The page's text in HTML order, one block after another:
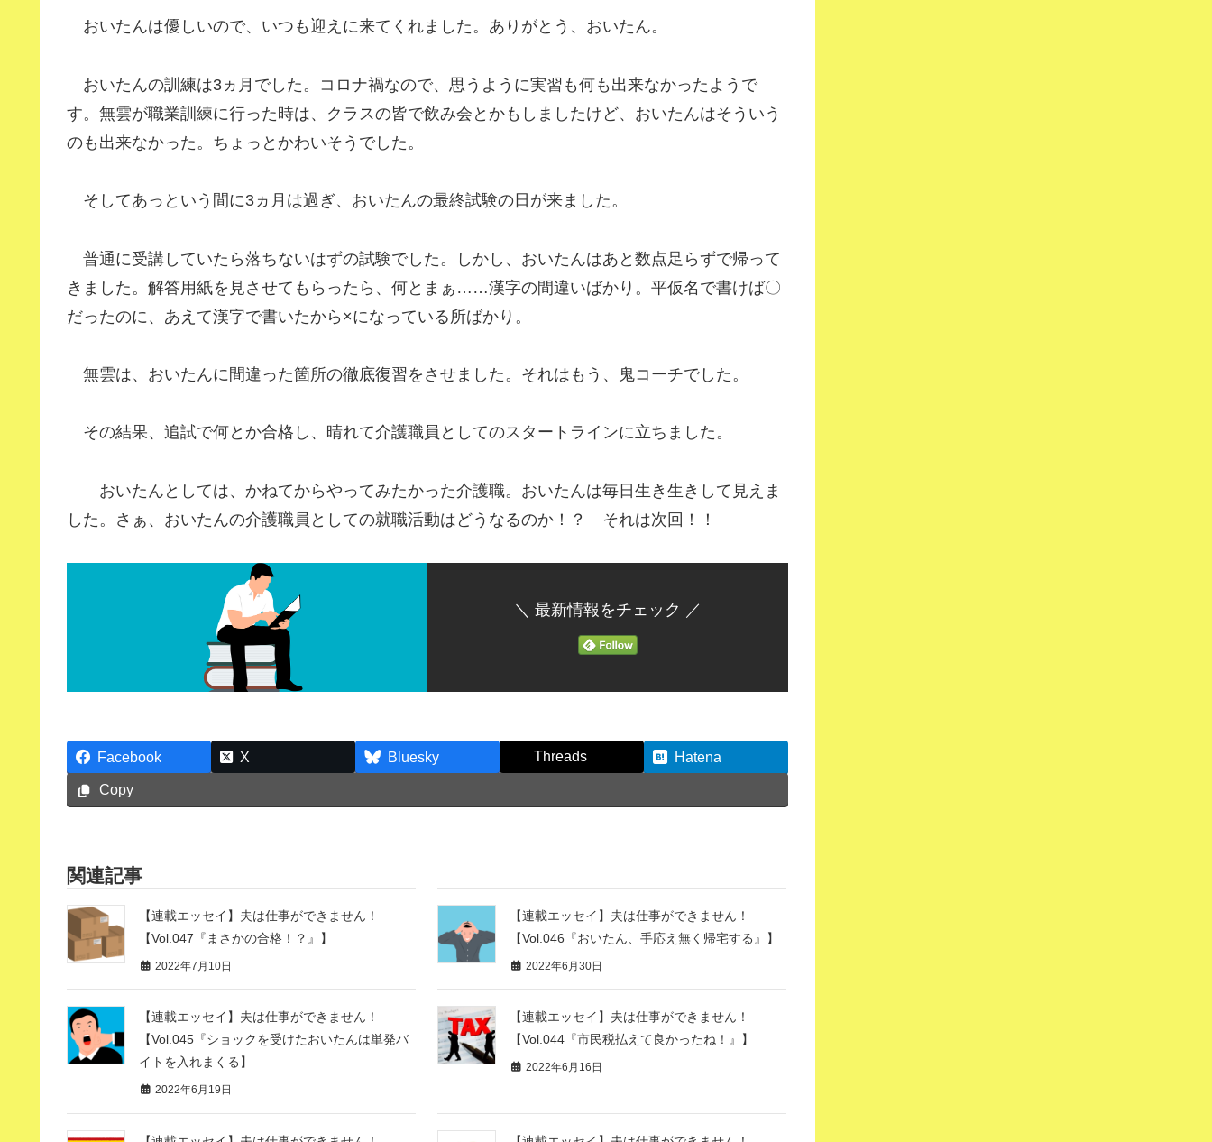
おいたんは優しいので、いつも迎えに来てくれました。ありがとう、おいたん。
おいたんの訓練は3ヵ月でした。コロナ禍なので、思うように実習も何も出来なかったようで
す。無雲が職業訓練に行った時は、クラスの皆で飲み会とかもしましたけど、おいたんはそういう
のも出来なかった。ちょっとかわいそうでした。
そしてあっという間に3ヵ月は過ぎ、おいたんの最終試験の日が来ました。
普通に受講していたら落ちないはずの試験でした。しかし、おいたんはあと数点足らずで帰って
きました。解答用紙を見させてもらったら、何とまぁ……漢字の間違いばかり。平仮名で書けば〇
だったのに、あえて漢字で書いたから×になっている所ばかり。
無雲は、おいたんに間違った箇所の徹底復習をさせました。それはもう、鬼コーチでした。
その結果、追試で何とか合格し、晴れて介護職員としてのスタートラインに立ちました。
おいたんとしては、かねてからやってみたかった介護職。おいたんは毎日生き生きして見えま
した。さぁ、おいたんの介護職員としての就職活動はどうなるのか！？ それは次回！！
＼ 最新情報をチェック ／
Facebook X Bluesky Threads
Hatena
Copy
関連記事
【連載エッセイ】夫は仕事ができません！
【Vol.047『まさかの合格！？』】
2022年7月10日
【連載エッセイ】夫は仕事ができません！
【Vol.046『おいたん、手応え無く帰宅する』】
2022年6月30日
【連載エッセイ】夫は仕事ができません！
【Vol.045『ショックを受けたおいたんは単発バ
イトを入れまくる】
2022年6月19日
【連載エッセイ】夫は仕事ができません！
【Vol.044『市民税払えて良かったね！』】
2022年6月16日